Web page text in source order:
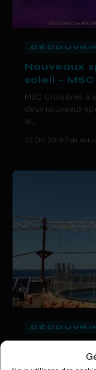
Nouveaux
soleil –
MSC Croisières a
deux nouveaux
at…
22 Oct 2019 7 de